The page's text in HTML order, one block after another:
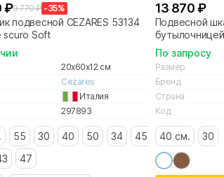
₽9 770 ₽ -35%
подвесной CEZARES 53134
scuro Soft
20x60x12 см
Cezares
Италия
297893
55 30 40 50 34
45
47
13 870 ₽
Подвесной
По запросу
Размер
Бренд
Страна
Код
40 см. 30